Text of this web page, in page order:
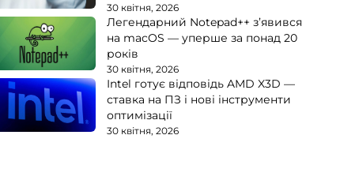
30 квітня, 2026
Легендарний Notepad++ з’явився
на macOS — уперше за понад 20
років
30 квітня, 2026
Intel готує відповідь AMD X3D —
ставка на ПЗ і нові інструменти
оптимізації
30 квітня, 2026